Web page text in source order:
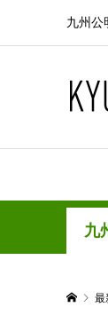
九州公
九
最